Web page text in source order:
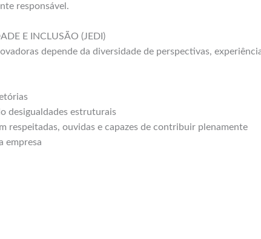
responsável.
E INCLUSÃO (JEDI)
depende da diversidade de perspectivas,
desigualdades estruturais
respeitadas, ouvidas e capazes de contribuir plenamente
empresa